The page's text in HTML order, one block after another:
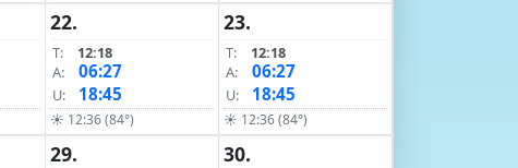
22.
T:
12:18
A:
06:27
U: 18:45
☀ 12:36 (84°)
23.
T:
12:18
A:
06:27
U: 18:45
☀ 12:36 (84°)
29. 30.